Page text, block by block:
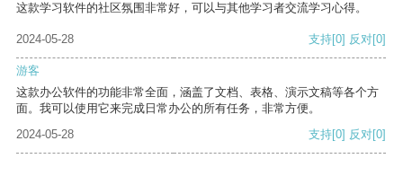
这款学习软件的社区氛围非常好，可以与其他学习者交流学习心得。
2024-05-28 支持[0] 反对[0]
游客
这款办公软件的功能非常全面，涵盖了文档、表格、演示文稿等各个方
面。我可以使用它来完成日常办公的所有任务，非常方便。
2024-05-28
支持[0] 反对[0]